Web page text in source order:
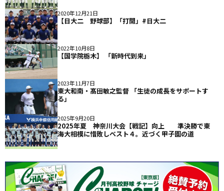
2020年12月21日
【日大二 野球部】「打開」#日大二
2022年10月8日
【国学院栃木】 「新時代到来」
2023年11月7日
東大和南・髙田敏之監督 「生徒の成長をサポートす
る」
2025年9月20日
2025年夏 神奈川大会【戦記】向上 準決勝で東
海大相模に惜敗しベスト４。近づく甲子園の道